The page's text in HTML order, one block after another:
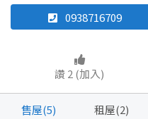
坪數
40~50 坪
坪數
80坪以上
0938716709
讚 2 (加入)
售屋(5) 租屋(2)